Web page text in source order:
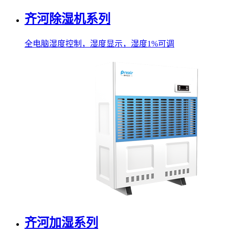
齐河除湿机系列
全电脑湿度控制，湿度显示，湿度1%可调
齐河加湿系列